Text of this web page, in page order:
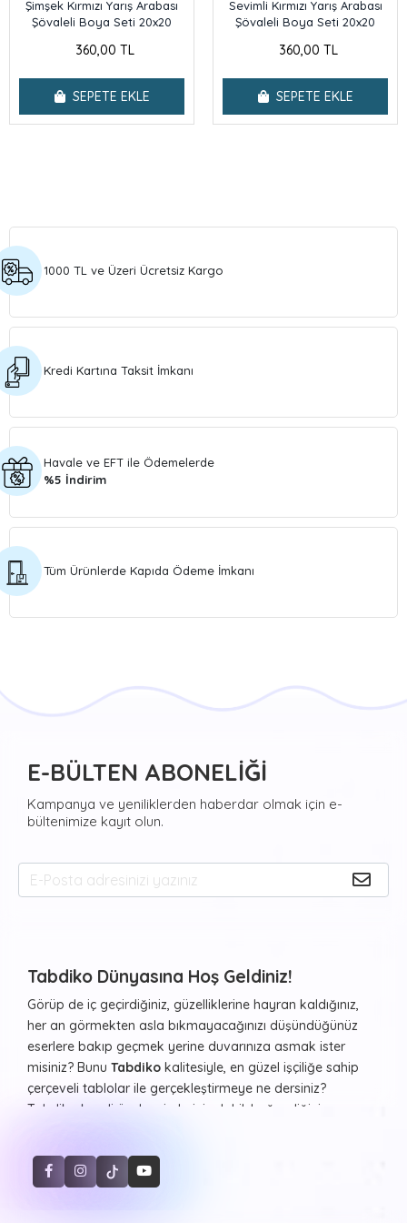
Şimşek Kırmızı Yarış Arabası
Şövaleli Boya Seti 20x20
360,00 TL
SEPETE EKLE
Sevimli Kırmızı Yarış Arabası
Şövaleli Boya Seti 20x20
360,00 TL
SEPETE EKLE
1000 TL ve Üzeri Ücretsiz Kargo
Kredi Kartına Taksit İmkanı
Havale ve EFT ile Ödemelerde
%5 İndirim
Tüm Ürünlerde Kapıda Ödeme İmkanı
E-BÜLTEN ABONELİĞİ
Kampanya ve yeniliklerden haberdar olmak için e-
bültenimize kayıt olun.
Tabdiko Dünyasına Hoş Geldiniz!
Görüp de iç geçirdiğiniz, güzelliklerine hayran kaldığınız,
her an görmekten asla bıkmayacağınızı düşündüğünüz
eserlere bakıp geçmek yerine duvarınıza asmak ister
misiniz? Bunu Tabdiko kalitesiyle, en güzel işçiliğe sahip
çerçeveli tablolar ile gerçekleştirmeye ne dersiniz?
Tabdiko kendi özel resimleriniz dahil, beğendiğiniz ve
çerçevesiz şekilde, farklı formlarda beğeninize sunuyor.
Sayılarla Tuval Boyama Seti